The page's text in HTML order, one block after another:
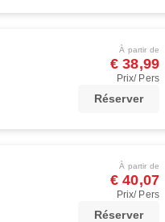
À partir de
€ 38,99
Prix/ Pers
Réserver
À partir de
€ 40,07
Prix/ Pers
Réserver